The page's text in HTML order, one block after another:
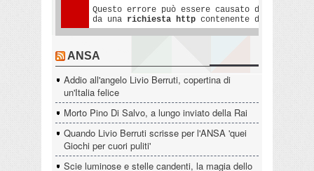
ANSA
Addio all'angelo Livio Berruti, copertina di
un'Italia felice
Morto Pino Di Salvo, a lungo inviato della Rai
Quando Livio Berruti scrisse per l'ANSA 'quei
Giochi per cuori puliti'
Scie luminose e stelle candenti, la magia dello